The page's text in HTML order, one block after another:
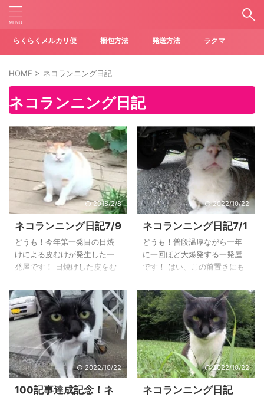
らくらくメルカリ便 梱包方法 発送方法 ラクマ
HOME > ネコランニング日記
ネコランニング日記
2018/2/8
ネコランニング日記7/9
どうも！今年第一発目の日焼
けによる皮むけが発生した一
発屋です！ 日焼けした皮をむ
がわかる人いるでしょうか？
(;^ω^) さてさてグロい話は
早々に切り上げて、今日のラ
ンニング日記に参りましょ
う！ 今日の日記ではしっかり
ネコくんもご紹介するので楽
しみにしててください！ 本日
の走行距離は…？ 本日の走行
距離は 32キロ それにしても暑
2022/10/22
ネコランニング日記7/1
どうも！普段温厚ながら一年
に一回ほど大爆発する一発屋
です！ はい、この前置きにも
ないかの大爆発をしてしまい
ました。 端的に言うと 完全に
キレた ということになりま
す。 ことの顛末はまた違う記
事で詳しく書こうと思ってい
るのですが、以前に書いたメ
ルカリで購入した偽物のマイ
クロSDカードの返金をめぐる
トラブルで人生最大級ともい
2022/10/22
100記事達成記念！ネ
2022/10/22
ネコランニング日記